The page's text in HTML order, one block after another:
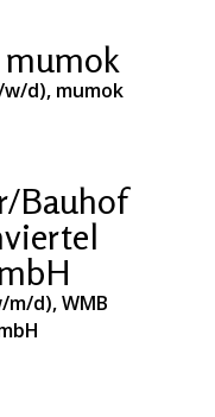
d), mumok
Bauhof
d), WMB